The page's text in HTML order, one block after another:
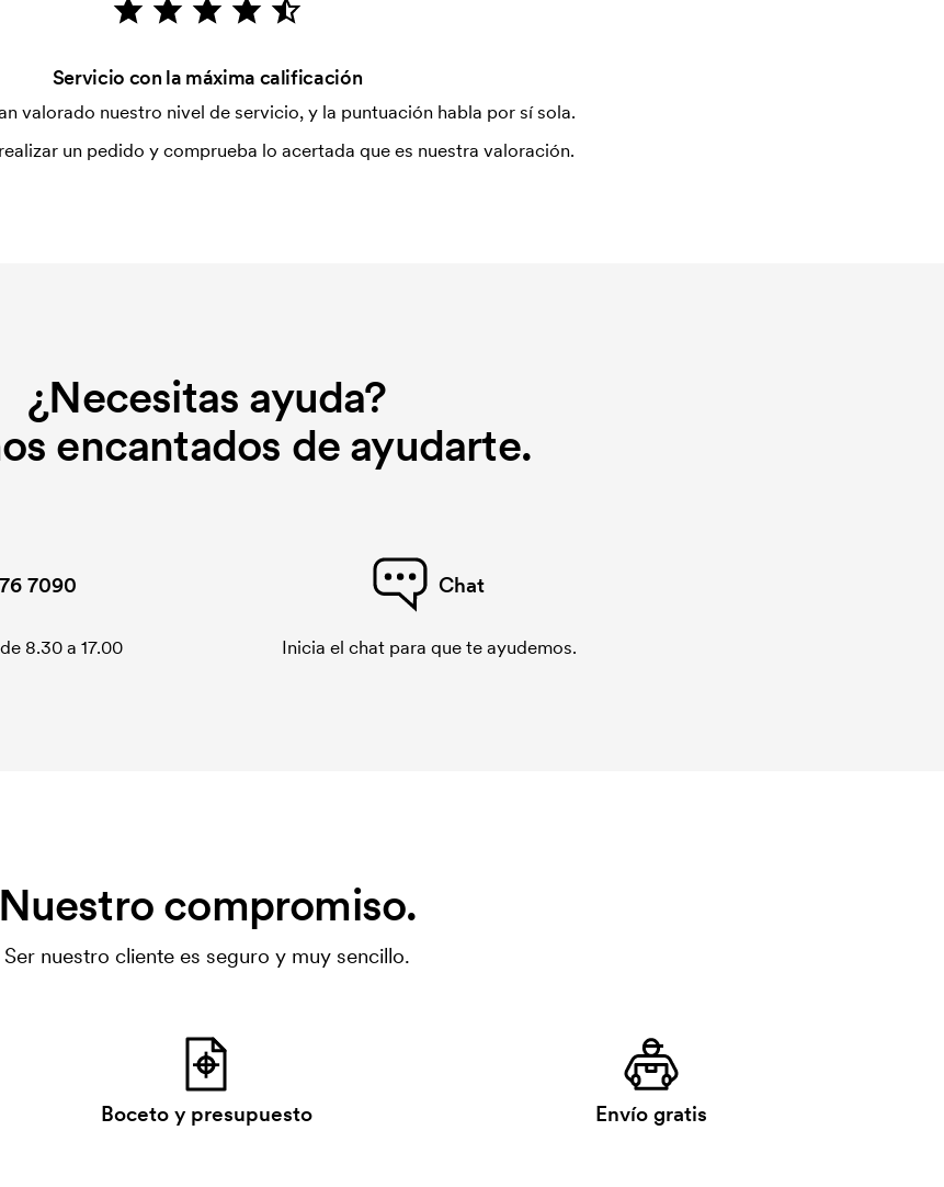
Servicio con la máxima calificación
valorado nuestro nivel de servicio, y la puntuación habla por sí sola.
un pedido y comprueba lo acertada que es nuestra valoración.
¿Necesitas ayuda?
encantados de ayudarte.
7090
8.30 a 17.00
Chat
Inicia el chat para que te ayudemos.
Nuestro compromiso.
Ser nuestro cliente es seguro y muy sencillo.
Boceto y presupuesto Envío gratis